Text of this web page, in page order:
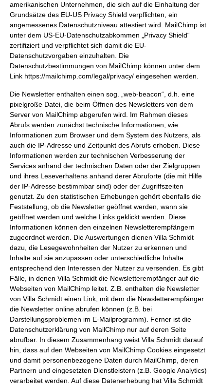
amerikanischen Unternehmen, die sich auf die Einhaltung der
Grundsätze des EU-US Privacy Shield verpflichten, ein
angemessenes Datenschutzniveau attestiert wird. MailChimp ist
unter dem US-EU-Datenschutzabkommen „Privacy Shield“
zertifiziert und verpflichtet sich damit die EU-
Datenschutzvorgaben einzuhalten. Die
Datenschutzbestimmungen von MailChimp können unter dem
Link https://mailchimp.com/legal/privacy/ eingesehen werden.
Die Newsletter enthalten einen sog. „web-beacon“, d.h. eine
pixelgroße Datei, die beim Öffnen des Newsletters von dem
Server von MailChimp abgerufen wird. Im Rahmen dieses
Abrufs werden zunächst technische Informationen, wie
Informationen zum Browser und dem System des Nutzers, als
auch die IP-Adresse und Zeitpunkt des Abrufs erhoben. Diese
Informationen werden zur technischen Verbesserung der
Services anhand der technischen Daten oder der Zielgruppen
und ihres Leseverhaltens anhand derer Abruforte (die mit Hilfe
der IP-Adresse bestimmbar sind) oder der Zugriffszeiten
genutzt. Zu den statistischen Erhebungen gehört ebenfalls die
Feststellung, ob die Newsletter geöffnet werden, wann sie
geöffnet werden und welche Links geklickt werden. Diese
Informationen können den einzelnen Newsletterempfängern
zugeordnet werden. Die Auswertungen dienen Villa Schmidt
dazu, die Lesegewohnheiten der Nutzer zu erkennen und
Inhalte auf sie anzupassen oder unterschiedliche Inhalte
entsprechend den Interessen der Nutzer zu versenden. Es gibt
Fälle, in denen Villa Schmidt die Newsletterempfänger auf die
Webseiten von MailChimp leitet. Z.B. enthalten die Newsletter
von Villa Schmidt einen Link, mit dem die Newsletterempfänger
die Newsletter online abrufen können (z.B. bei
Darstellungsproblemen im E-Mailprogramm). Ferner ist die
Datenschutzerklärung von MailChimp nur auf deren Seite
abrufbar. In diesem Zusammenhang weist Villa Schmidt darauf
hin, dass auf den Webseiten von MailChimp Cookies eingesetzt
und damit personenbezogene Daten durch MailChimp, deren
Partnern und eingesetzten Dienstleistern (z.B. Google Analytics)
verarbeitet werden. Auf diese Datenerhebung hat Villa Schmidt